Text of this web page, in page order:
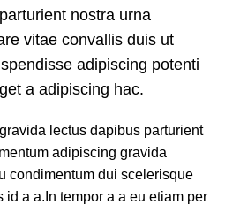
nostra urna
vitae convallis duis ut
adipiscing potenti
a adipiscing hac.
lectus dapibus parturient
adipiscing gravida
condimentum dui scelerisque
id a a.In tempor a a eu etiam per